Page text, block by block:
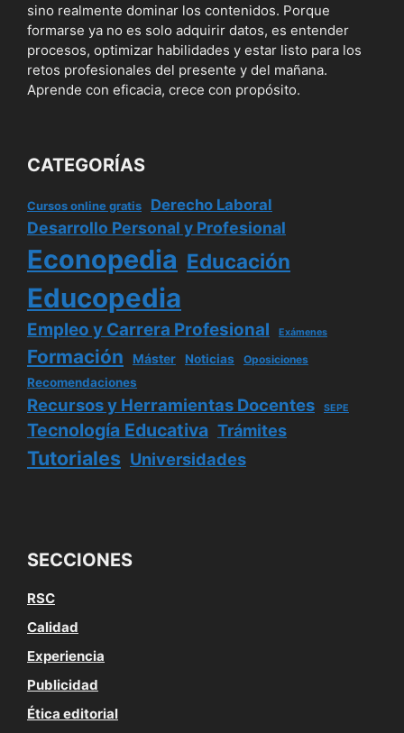
sino realmente dominar los contenidos. Porque
formarse ya no es solo adquirir datos, es entender
procesos, optimizar habilidades y estar listo para los
retos profesionales del presente y del mañana.
Aprende con eficacia, crece con propósito.
CATEGORÍAS
Cursos online gratis Derecho Laboral
Desarrollo Personal y Profesional
Econopedia Educación
Educopedia
Empleo y Carrera Profesional Exámenes
Formación Máster Noticias Oposiciones
Recomendaciones
Recursos y Herramientas Docentes SEPE
Tecnología Educativa Trámites
Tutoriales Universidades
SECCIONES
RSC
Calidad
Experiencia
Publicidad
Ética editorial